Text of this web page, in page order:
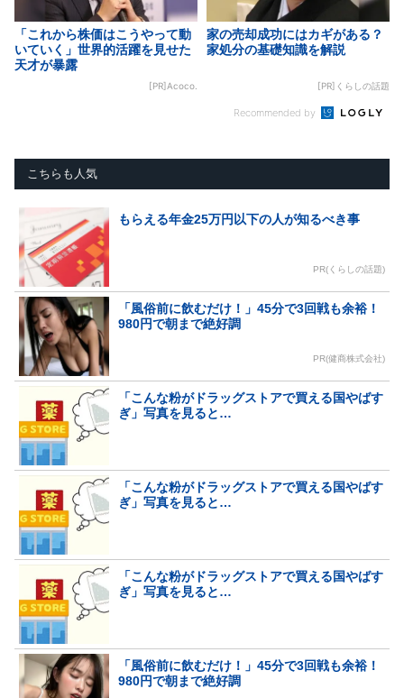
「これから株価はこうやって動
いていく」世界的活躍を見せた
天才が暴露
[PR]Acoco.
家の売却成功にはカギがある？
家処分の基礎知識を解説
[PR]くらしの話題
Recommended by
こちらも人気
もらえる年金25万円以下の人が知るべき事
PR(くらしの話題)
「風俗前に飲むだけ！」45分で3回戦も余裕！
980円で朝まで絶好調
PR(健商株式会社)
「こんな粉がドラッグストアで買える国やばす
ぎ」写真を見ると…
「こんな粉がドラッグストアで買える国やばす
ぎ」写真を見ると…
「こんな粉がドラッグストアで買える国やばす
ぎ」写真を見ると…
「風俗前に飲むだけ！」45分で3回戦も余裕！
980円で朝まで絶好調